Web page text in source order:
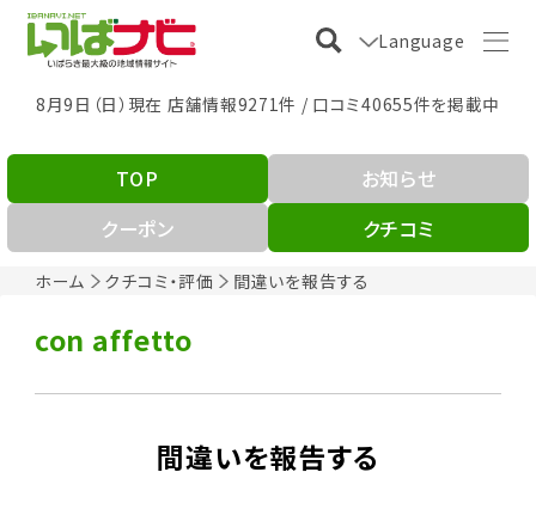
Language
8月9日（日）現在 店舗情報9271件 / 口コミ40655件を掲載中
ホーム クチコミ・評価 間違いを報告する
TOP
お知らせ
クーポン
クチコミ
con affetto
間違いを報告する